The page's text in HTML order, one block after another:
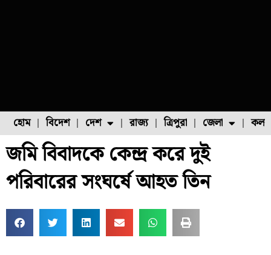
হোম বিদেশ দেশ
ফুল চাষ ফল চাষ মাছ চাষ
রাজ্য ত্রিপুরা জেলা
জমি বিবাদকে কেন্দ্র করে দুই
পরিবারের সংঘর্ষে আহত তিন